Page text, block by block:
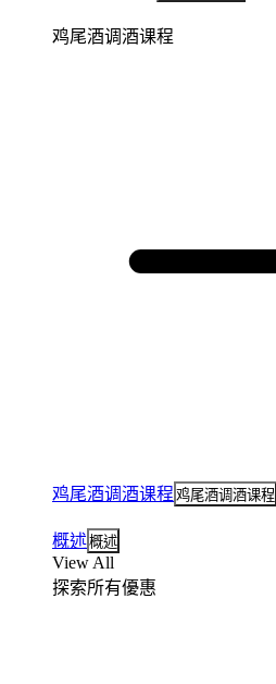
鸡尾酒调酒课程
鸡尾酒调酒课程 鸡尾酒调酒课程
概述概述
View All
探索所有優惠